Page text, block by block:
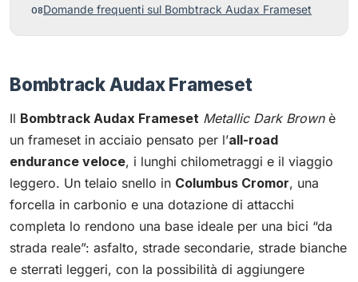
Domande frequenti sul Bombtrack Audax Frameset
Bombtrack Audax Frameset
Il Bombtrack Audax Frameset Metallic Dark Brownè
un frameset in acciaio pensato per l’all-road
endurance veloce, i lunghi chilometraggi e il viaggio
leggero. Un telaio snello in Columbus Cromor, una
forcella in carbonio e una dotazione di attacchi
completa lo rendono una base ideale per una bici “da
strada reale”: asfalto, strade secondarie, strade bianche
e sterrati leggeri, con la possibilità di aggiungere